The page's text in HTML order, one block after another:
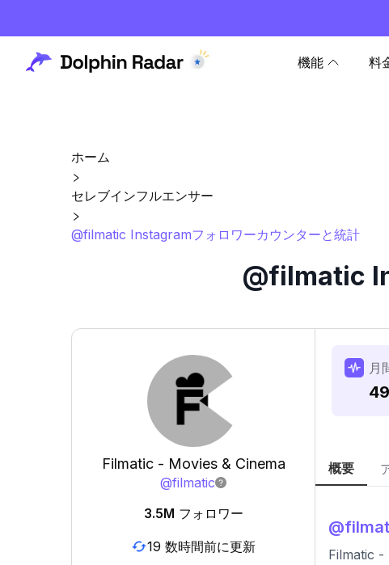
機能 料
ホーム
セレブインフルエンサー
@filmatic Instagramフォロワーカウンターと統計
@filmatic
Filmatic - Movies & Cinema
@filmatic
3.5M フォロワー
19 数時間前に更新
月
概要
@
Filmatic -